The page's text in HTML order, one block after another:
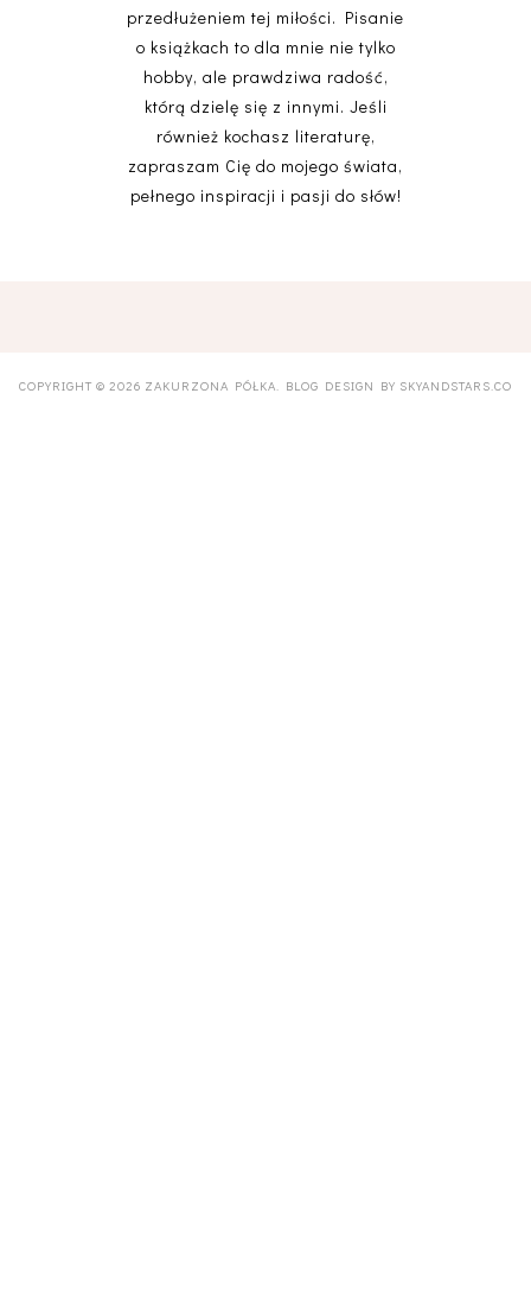
przedłużeniem tej miłości. Pisanie
o książkach to dla mnie nie tylko
hobby, ale prawdziwa radość,
którą dzielę się z innymi. Jeśli
również kochasz literaturę,
zapraszam Cię do mojego świata,
pełnego inspiracji i pasji do słów!
COPYRIGHT © 2026 ZAKURZONA PÓŁKA. BLOG DESIGN BY SKYANDSTARS.CO